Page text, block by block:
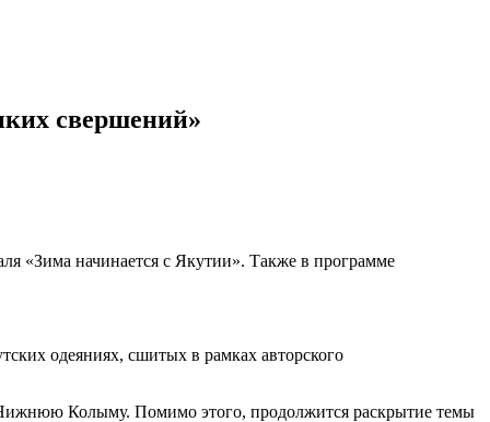
свершений»
«Зима начинается с Якутии». Также в программе
одеяниях, сшитых в рамках авторского
Колыму. Помимо этого, продолжится раскрытие темы